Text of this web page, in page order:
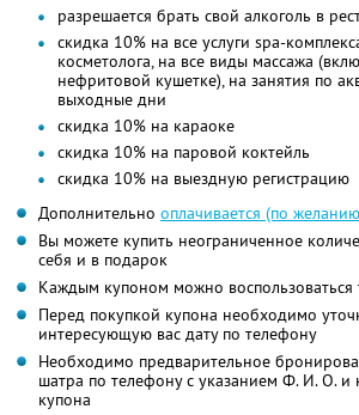
разрешается брать свой алкоголь в
скидка 10% на все услуги spa-
косметолога, на все виды массажа
нефритовой кушетке), на занятия по
выходные дни
скидка 10% на караоке
скидка 10% на паровой коктейль
скидка 10% на выездную регистрацию
Дополнительно оплачивается (по
Вы можете купить неограниченное
себя и в подарок
Каждым купоном можно воспользоваться
Перед покупкой купона необходимо
интересующую вас дату по телефону
Необходимо предварительное
шатра по телефону с указанием Ф. И. О. и
купона